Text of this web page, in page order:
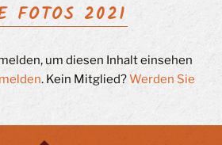
FOTOS 2021
um diesen Inhalt einsehen
. Kein Mitglied?Werden Sie